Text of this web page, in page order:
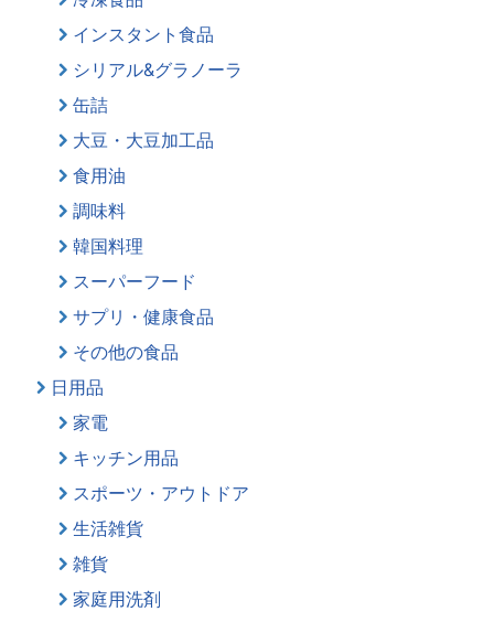
インスタント食品
シリアル&グラノーラ
缶詰
大豆・大豆加工品
食用油
調味料
韓国料理
スーパーフード
サプリ・健康食品
その他の食品
日用品
家電
キッチン用品
スポーツ・アウトドア
生活雑貨
雑貨
家庭用洗剤